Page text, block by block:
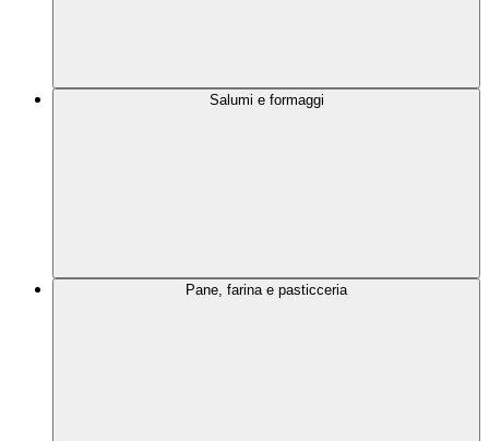
Salumi e formaggi
Pane, farina e pasticceria